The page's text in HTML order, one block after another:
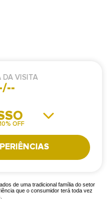
DA VISITA
OFF
de uma tradicional família do setor
que o consumidor terá toda vez